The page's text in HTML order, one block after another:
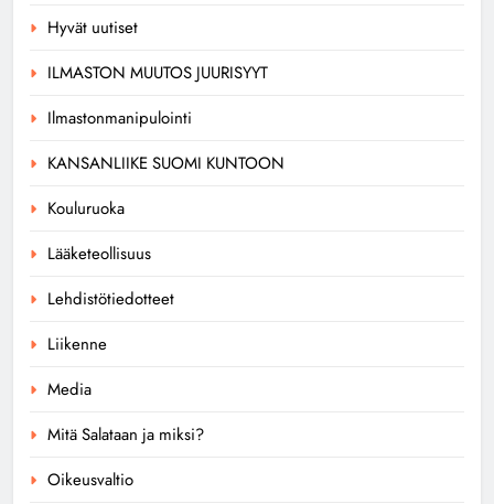
Hyvät uutiset
ILMASTON MUUTOS JUURISYYT
Ilmastonmanipulointi
KANSANLIIKE SUOMI KUNTOON
Kouluruoka
Lääketeollisuus
Lehdistötiedotteet
Liikenne
Media
Mitä Salataan ja miksi?
Oikeusvaltio